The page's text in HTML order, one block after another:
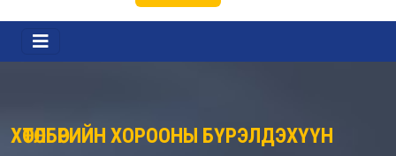
ХӨТӨЛБӨРИЙН ХОРООНЫ БҮРЭЛДЭХҮҮН